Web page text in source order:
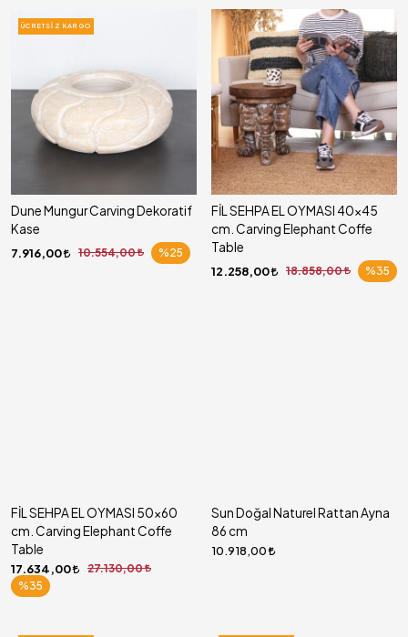
ÜCRETSIZ KARGO
Dune Mungur Carving Dekoratif
Kase
7.916,00 10.554,00 %25
FİL SEHPA EL OYMASI 40x45
cm. Carving Elephant Coffe
Table
12.258,00 18.858,00 %35
FİL SEHPA EL OYMASI 50x60
cm. Carving Elephant Coffe
Table
17.634,00
27.130,00
%35
Sun Doğal Naturel Rattan Ayna
86 cm
10.918,00